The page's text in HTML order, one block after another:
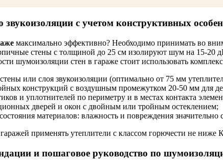
с учетом конструктивных
максимально эффективно? Необходимо принимать во
стены с толщиной до 25 см изолируют шум на 15-20
шумоизоляции стен в гараже стоит использовать
или слоя звукоизоляции (оптимально от 75 мм
конструкций с воздушным промежутком 20-50 мм для
и уплотнителей по периметру и в местах контакта
дверей и окон с двойным или тройным остеклением;
материалов: влажность и повреждения
применять утеплители с классом горючести не
и пошаговое руководство по